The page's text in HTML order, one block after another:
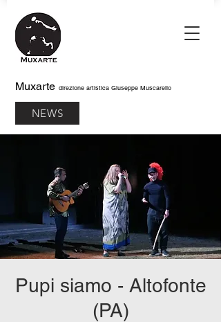
Muxarte direzione artistica Giuseppe Muscarello
NEWS
Pupi siamo - Altofonte
(PA)